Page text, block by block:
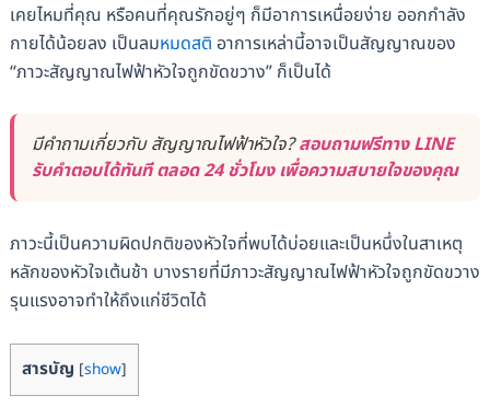
เคยไหมที่คุณ หรือคนที่คุณรักอยู่ๆ ก็มีอาการเหนื่อยง่าย ออกกำลัง
กายได้น้อยลง เป็นลมหมดสติ อาการเหล่านี้อาจเป็นสัญญาณของ
“ภาวะสัญญาณไฟฟ้าหัวใจถูกขัดขวาง” ก็เป็นได้
มีคำถามเกี่ยวกับ สัญญาณไฟฟ้าหัวใจ?สอบถามฟรีทาง LINE
รับคำตอบได้ทันที ตลอด 24 ชั่วโมง เพื่อความสบายใจของคุณ
ภาวะนี้เป็นความผิดปกติของหัวใจที่พบได้บ่อยและเป็นหนึ่งในสาเหตุ
หลักของหัวใจเต้นช้า บางรายที่มีภาวะสัญญาณไฟฟ้าหัวใจถูกขัดขวาง
รุนแรงอาจทำให้ถึงแก่ชีวิตได้
สารบัญ [show]